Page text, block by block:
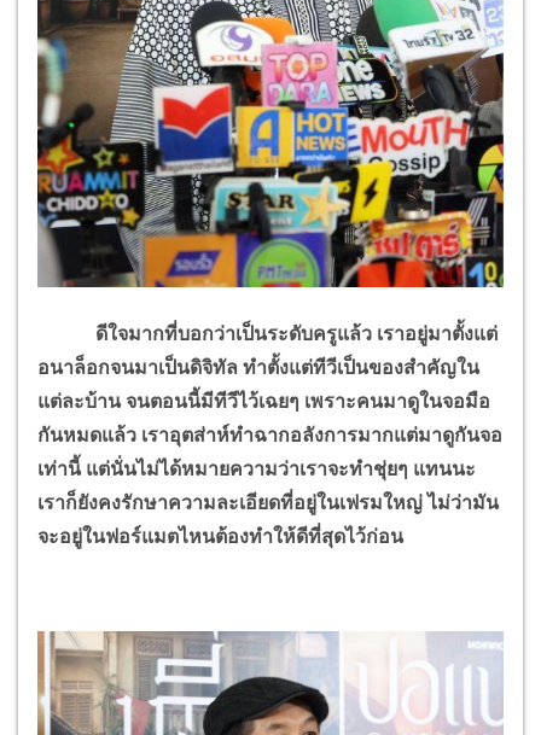
ดีใจมากที่บอกว่าเป็นระดับครูแล้ว เราอยู่มาตั้งแต่
อนาล็อกจนมาเป็นดิจิทัล ทำตั้งแต่ทีวีเป็นของสำคัญใน
แต่ละบ้าน จนตอนนี้มีทีวีไว้เฉยๆ เพราะคนมาดูในจอมือ
กันหมดแล้ว เราอุตส่าห์ทำฉากอลังการมากแต่มาดูกันจอ
เท่านี้ แต่นั่นไม่ได้หมายความว่าเราจะทำชุ่ยๆ แทนนะ
เราก็ยังคงรักษาความละเอียดที่อยู่ในเฟรมใหญ่ ไม่ว่ามัน
จะอยู่ในฟอร์แมตไหนต้องทำให้ดีที่สุดไว้ก่อน